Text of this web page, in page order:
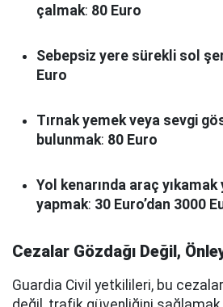
çalmak: 80 Euro
Sebepsiz yere sürekli sol
Euro
Tırnak yemek veya sevgi
bulunmak: 80 Euro
Yol kenarında araç
yapmak: 30 Euro’dan 3000
Cezalar Gözdağı Değil,
Guardia Civil yetkilileri, bu